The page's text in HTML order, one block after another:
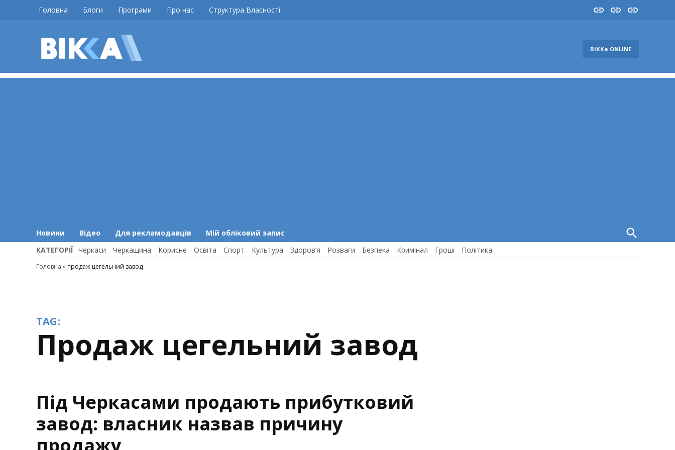
Головна Блоги Програми Про нас Структура Власності InstaYouTube
FB
ВіККа ONLINE
Новини Відео Для рекламодавців Мій обліковий запис
Open
Search
КАТЕГОРІЇ Черкаси Черкащина Корисне Освіта Спорт Культура Здоров’я Розваги Безпека Кримінал Гроші Політика
Головна » продаж цегельний завод
TAG:
продаж цегельний завод
Під Черкасами продають прибутковий
завод: власник назвав причину